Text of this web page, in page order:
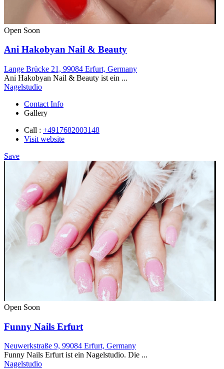
Open Soon
Ani Hakobyan Nail & Beauty
Lange Brücke 21, 99084 Erfurt, Germany
Ani Hakobyan Nail & Beauty ist ein ...
Nagelstudio
Contact Info
Gallery
Call : +4917682003148
Visit website
Save
Open Soon
Funny Nails Erfurt
Neuwerkstraße 9, 99084 Erfurt, Germany
Funny Nails Erfurt ist ein Nagelstudio. Die ...
Nagelstudio